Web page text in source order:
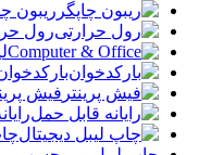
ریبون
رول
فیش